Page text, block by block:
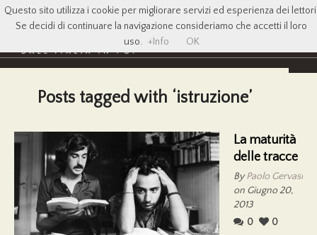
Posts tagged with ‘istruzione’
La maturità
delle tracce
ByPaolo Gervasi
on Giugno 20,
2013
0
0
Questo sito utilizza i cookie per migliorare servizi ed esperienza dei
Se decidi di continuare la navigazione consideriamo che accetti il loro
uso. +Info OK